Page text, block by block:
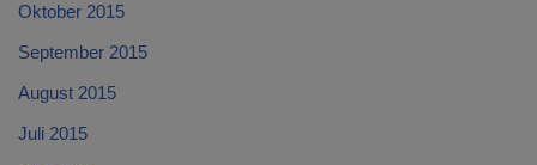
Oktober 2015
September 2015
August 2015
Juli 2015